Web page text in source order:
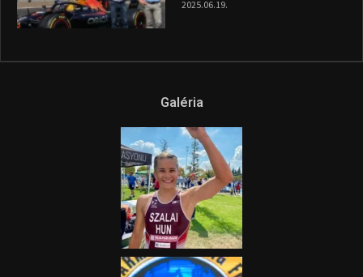
2025.06.19.
Galéria